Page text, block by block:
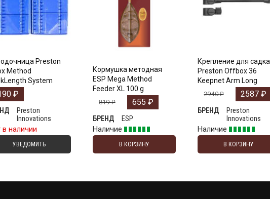
Preston
Method
System
₽
Preston
Innovations
в наличии
УВЕДОМИТЬ
Кормушка методная
ESP Mega Method
Feeder XL 100 g
819₽ 655 ₽
БРЕНД
ESP
Наличие
В КОРЗИНУ
Крепление для садка
Preston Offbox 36
Keepnet Arm Long
2940₽ 2587 ₽
БРЕНД
Preston
Innovations
Наличие
В КОРЗИНУ